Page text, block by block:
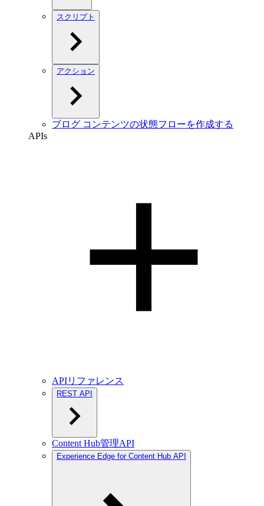
スクリプト
アクション
ブログ コンテンツの状態フローを作成する
APIs
APIリファレンス
REST API
Content Hub管理API
Experience Edge for Content Hub API